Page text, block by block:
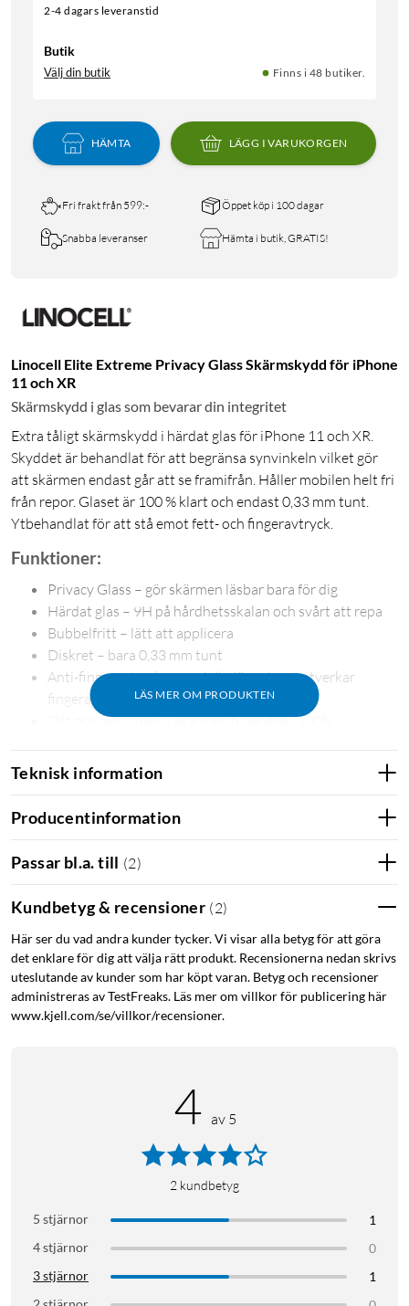
2-4 dagars leveranstid
Butik
Välj din butik Finns i 48 butiker.
HÄMTA LÄGG I VARUKORGEN
Fri frakt från 599:- Öppet köp i 100 dagar
Snabba leveranser Hämta i butik, GRATIS!
Linocell Elite Extreme Privacy Glass Skärmskydd för iPhone
11 och XR
Skärmskydd i glas som bevarar din integritet
Extra tåligt skärmskydd i härdat glas för iPhone 11 och XR.
Skyddet är behandlat för att begränsa synvinkeln vilket gör
att skärmen endast går att se framifrån. Håller mobilen helt fri
från repor. Glaset är 100 % klart och endast 0,33 mm tunt.
Ytbehandlat för att stå emot fett- och fingeravtryck.
LÄS MER OM PRODUKTEN
Funktioner:
Privacy Glass – gör skärmen läsbar bara för dig
Härdat glas – 9H på hårdhetsskalan och svårt att repa
Bubbelfritt – lätt att applicera
Diskret – bara 0,33 mm tunt
Anti-fingeravtryck – specialbeläggning motverkar
fingeravtryck
Slät och responsiv – skärmen bibehåller 100%
I förpackningen
Skärmskydd i härdat glas
Dammborttagare
Monteringsguider
Teknisk information
Producentinformation
Passar bl.a. till (2)
Kundbetyg & recensioner (2)
Här ser du vad andra kunder tycker. Vi visar alla betyg för att göra
det enklare för dig att välja rätt produkt. Recensionerna nedan skrivs
uteslutande av kunder som har köpt varan. Betyg och recensioner
administreras av TestFreaks. Läs mer om villkor för publicering här
www.kjell.com/se/villkor/recensioner.
4 av 5
2 kundbetyg
5 stjärnor
1
4 stjärnor
0
3 stjärnor
1